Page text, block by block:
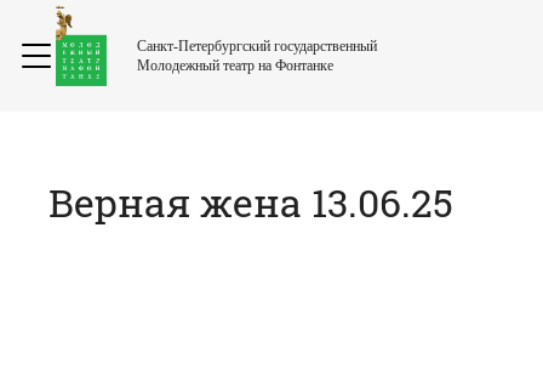
Санкт-Петербургский государственный
Молодежный театр на Фонтанке
Верная жена 13.06.25